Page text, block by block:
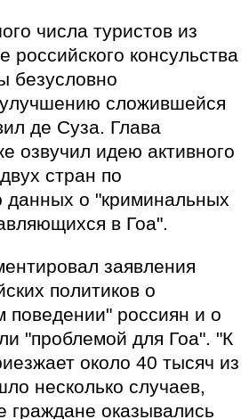
числа туристов из
российского консульства
безусловно
улучшению сложившейся
де Суза. Глава
озвучил идею активного
стран по
данных о "криминальных
в Гоа".
заявления
политиков о
россиян и о
"проблемой для Гоа". "К
около 40 тысяч из
несколько случаев,
граждане оказывались